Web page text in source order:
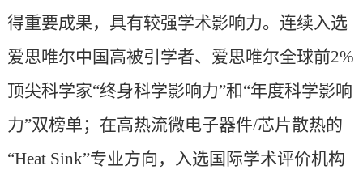
得重要成果，具有较强学术影响力。连续入选
爱思唯尔中国高被引学者、爱思唯尔全球前2%
顶尖科学家“终身科学影响力”和“年度科学影响
力”双榜单；在高热流微电子器件/芯片散热的
“Heat Sink”专业方向，入选国际学术评价机构